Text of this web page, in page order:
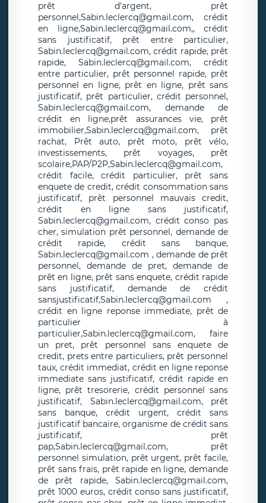
prêt d'argent, prêt
personnel,Sabin.leclercq@gmail.com, crédit
en ligne,Sabin.leclercq@gmail.com,, crédit
sans justificatif, prêt entre particulier,
Sabin.leclercq@gmail.com, crédit rapide, prêt
rapide, Sabin.leclercq@gmail.com, crédit
entre particulier, prêt personnel rapide, prêt
personnel en ligne, prêt en ligne, prêt sans
justificatif, prêt particulier, crédit personnel,
Sabin.leclercq@gmail.com, demande de
crédit en ligne,prêt assurances vie, prêt
immobilier,Sabin.leclercq@gmail.com, prêt
rachat, Prêt auto, prêt moto, prêt vélo,
investissements, prêt voyages, prêt
scolaire,PAP/P2P,Sabin.leclercq@gmail.com,
crédit facile, crédit particulier, prêt sans
enquete de credit, crédit consommation sans
justificatif, prêt personnel mauvais credit,
crédit en ligne sans justificatif,
Sabin.leclercq@gmail.com, crédit conso pas
cher, simulation prêt personnel, demande de
crédit rapide, crédit sans banque,
Sabin.leclercq@gmail.com , demande de prêt
personnel, demande de pret, demande de
prêt en ligne, prêt sans enquete, crédit rapide
sans justificatif, demande de crédit
sansjustificatif,Sabin.leclercq@gmail.com ,
crédit en ligne reponse immediate, prêt de
particulier à
particulier,Sabin.leclercq@gmail.com, faire
un pret, prêt personnel sans enquete de
credit, prets entre particuliers, prêt personnel
taux, crédit immediat, crédit en ligne reponse
immediate sans justificatif, crédit rapide en
ligne, prêt tresorerie, crédit personnel sans
justificatif, Sabin.leclercq@gmail.com, prêt
sans banque, crédit urgent, crédit sans
justificatif bancaire, organisme de crédit sans
justificatif, prêt
pap,Sabin.leclercq@gmail.com, prêt
personnel simulation, prêt urgent, prêt facile,
prêt sans frais, prêt rapide en ligne, demande
de prêt rapide, Sabin.leclercq@gmail.com,
prêt 1000 euros, crédit conso sans justificatif,